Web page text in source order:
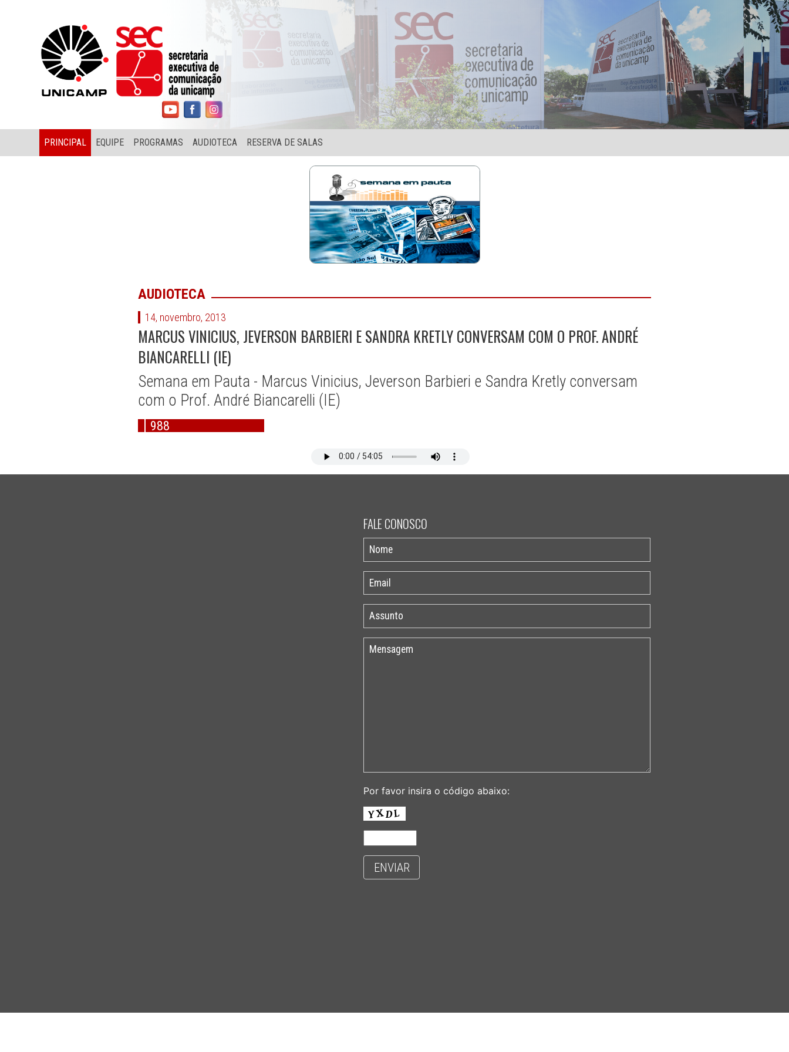
PRINCIPAL EQUIPE PROGRAMAS AUDIOTECA RESERVA DE SALAS
AUDIOTECA
14, novembro, 2013
MARCUS VINICIUS, JEVERSON BARBIERI E SANDRA KRETLY CONVERSAM COM O PROF. ANDRÉ
BIANCARELLI (IE)
Semana em Pauta - Marcus Vinicius, Jeverson Barbieri e Sandra Kretly conversam
com o Prof. André Biancarelli (IE)
988
FALE CONOSCO
Por favor insira o código abaixo:
ENVIAR